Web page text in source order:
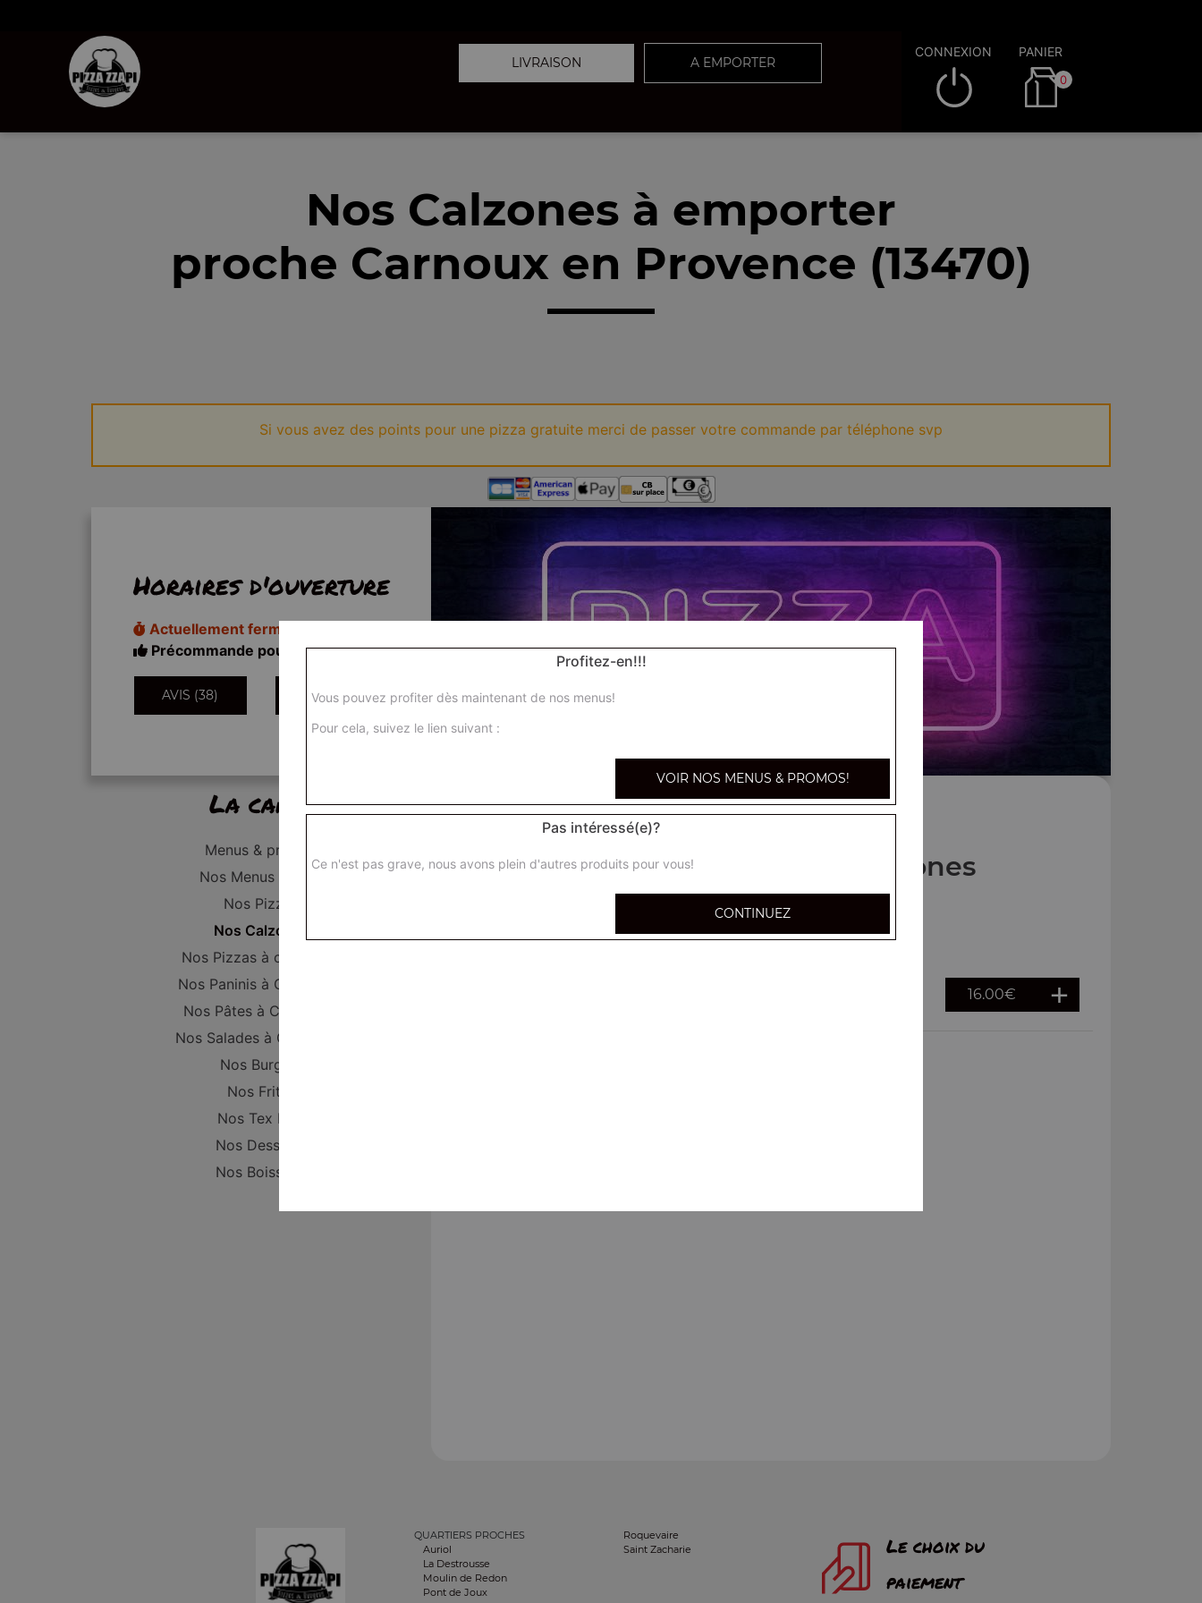
LIVRAISON A EMPORTER
CONNEXION PANIER
0
Nos Calzones à emporter
proche Carnoux en Provence (13470)
Si vous avez des points pour une pizza gratuite merci de passer votre commande par téléphone svp
Horaires d'ouverture
Actuellement fermé
Précommande pour 18h20
AVIS (38) INFORMATIONS
La carte
Menus & promos
Nos Menus Enfant
Nos Pizzas
Nos Calzones
Nos Pizzas à composer
Nos Paninis à Composer
Nos Pâtes à Composer
Nos Salades à Composer
Nos Burgers
Nos Frites
Nos Tex Mex
Nos Desserts
Nos Boissons
Nos Calzones
16.00€
QUARTIERS PROCHES
Auriol
La Destrousse
Moulin de Redon
Pont de Joux
Roquevaire
Saint Zacharie
Le choix du
paiement
Profitez-en!!!
Vous pouvez profiter dès maintenant de nos menus!
Pour cela, suivez le lien suivant :
VOIR NOS MENUS & PROMOS!
Pas intéressé(e)?
Ce n'est pas grave, nous avons plein d'autres produits pour vous!
CONTINUEZ